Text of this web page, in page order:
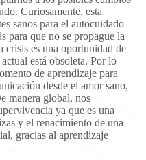
Curiosamente, esta
sanos para el autocuidado
para que no se propague la
crisis es una oportunidad de
está obsoleta. Por lo
de aprendizaje para
desde el amor sano,
manera global, nos
ya que es una
y el renacimiento de una
gracias al aprendizaje